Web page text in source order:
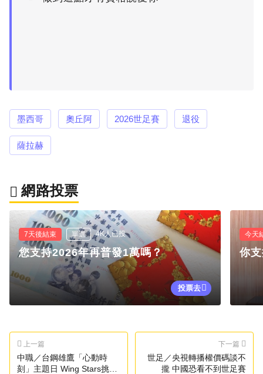
墨西哥 奧丘阿 2026世足賽 退役
薩拉赫
網路投票
7天後結束 單選 4K人已投
您支持2026年再普發1萬嗎？
投票去
今天
你
上一篇
中職／台鋼雄鷹「心動時
刻」主題日 Wing Stars挑戰
下一篇
世足／央視轉播權價碼談不
攏 中國恐看不到世足賽